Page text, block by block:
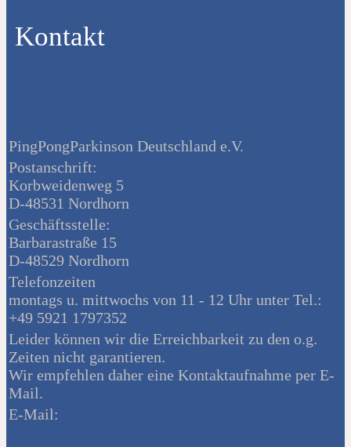
Kontakt
PingPongParkinson Deutschland e.V.
Postanschrift:
Korbweidenweg 5
D-48531 Nordhorn
Geschäftsstelle:
Barbarastraße 15
D-48529 Nordhorn
Telefonzeiten
montags u. mittwochs von 11 - 12 Uhr unter Tel.:
+49 5921 1797352
Leider können wir die Erreichbarkeit zu den o.g.
Zeiten nicht garantieren.
Wir empfehlen daher eine Kontaktaufnahme per E-
Mail.
E-Mail: